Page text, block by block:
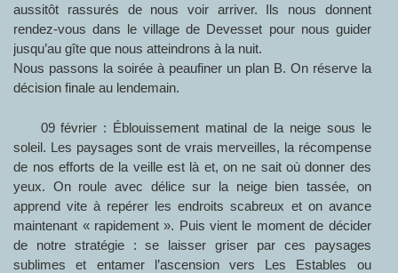
aussitôt rassurés de nous voir arriver. Ils nous donnent
rendez-vous dans le village de Devesset pour nous guider
jusqu’au gîte que nous atteindrons à la nuit.
Nous passons la soirée à peaufiner un plan B. On réserve la
décision finale au lendemain.
09 février : Éblouissement matinal de la neige sous le
soleil. Les paysages sont de vrais merveilles, la récompense
de nos efforts de la veille est là et, on ne sait où donner des
yeux. On roule avec délice sur la neige bien tassée, on
apprend vite à repérer les endroits scabreux et on avance
maintenant « rapidement ». Puis vient le moment de décider
de notre stratégie : se laisser griser par ces paysages
sublimes et entamer l’ascension vers Les Estables ou